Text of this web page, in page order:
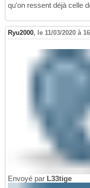
qu'on ressent déjà celle
Ryu2000, le 11/03/2020 à
Envoyé par L33tige